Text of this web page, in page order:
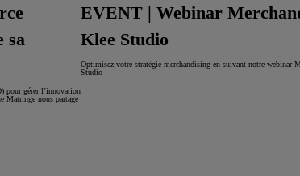
sa
pour gérer l’innovation
Matringe nous partage
EVENT | Webinar
Klee Studio
Optimisez votre stratégie merchandising en suivant notre webinar
Studio